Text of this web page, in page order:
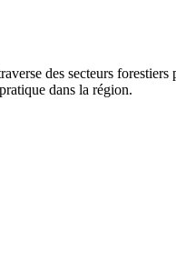
des secteurs forestiers
dans la région.